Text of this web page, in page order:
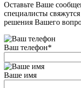
Оставьте Ваше
специалисты
решения Вашего
Ваш телефон*
Ваше имя